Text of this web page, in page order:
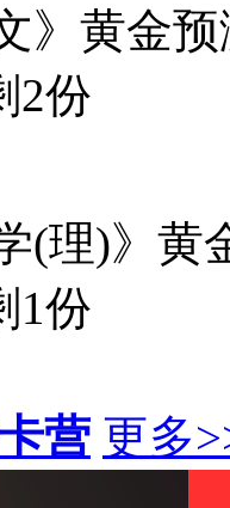
》黄金
2份
(理)》黄
1份
营 更多